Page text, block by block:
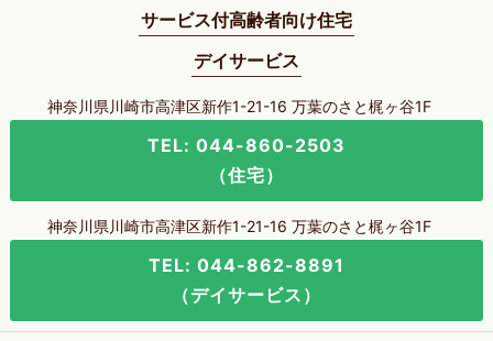
サービス付高齢者向け住宅
デイサービス
神奈川県川崎市高津区新作1-21-16 万葉のさと梶ヶ谷1F
TEL: 044-860-2503
（住宅）
神奈川県川崎市高津区新作1-21-16 万葉のさと梶ヶ谷1F
TEL: 044-862-8891
（デイサービス）